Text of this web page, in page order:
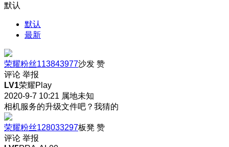
默认
默认
最新
荣耀粉丝113843977沙发 赞
评论 举报
LV1荣耀Play
2020-9-7 10:21 属地未知
相机服务的升级文件吧？我猜的
荣耀粉丝128033297板凳 赞
评论 举报